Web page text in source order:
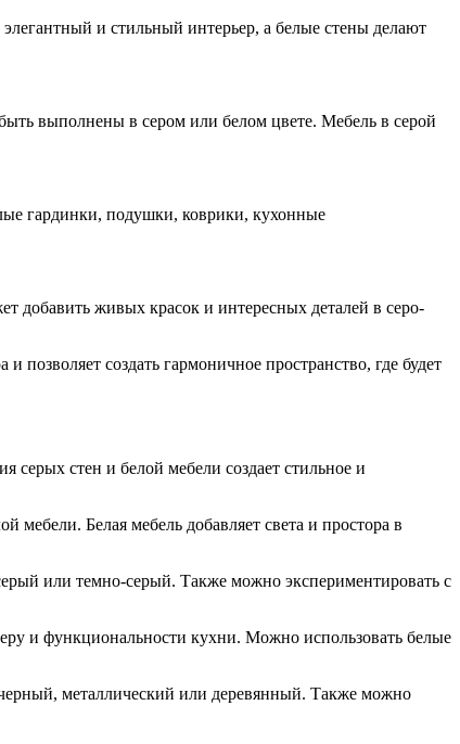
и стильный интерьер, а белые стены делают
выполнены в сером или белом цвете. Мебель в серой
гардинки, подушки, коврики, кухонные
добавить живых красок и интересных деталей в серо-
создать гармоничное пространство, где будет
стен и белой мебели создает стильное и
мебели. Белая мебель добавляет света и простора в
или темно-серый. Также можно экспериментировать с
и функциональности кухни. Можно использовать белые
металлический или деревянный. Также можно